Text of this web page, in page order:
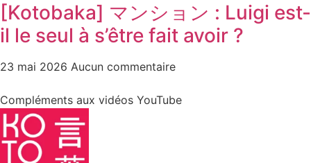
[Kotobaka] マンション : Luigi est-
il le seul à s’être fait avoir ?
23 mai 2026 Aucun commentaire
Compléments aux vidéos YouTube